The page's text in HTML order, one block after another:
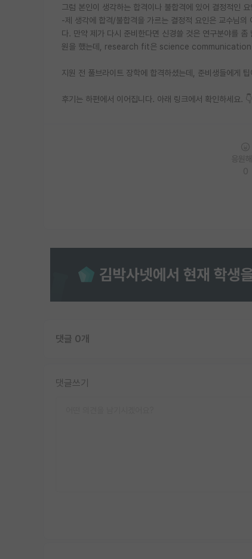
그럼 본인이 생각하는 합격이나 불합격에 있어 결정적인
-제 생각에 합격/불합격을 가르는 결정적 요인은 교수님
다. 만약 제가 다시 준비한다면 신경쓸 것은 연구분야를
원을 했는데, research fit은 science communication쪽
지원 전 풀브라이트 장학에 합격하셨는데, 준비생들에게
후기는 하편에서 이어집니다. 아래 링크에서 확인하세요. 👇
댓글 0개
댓글쓰기